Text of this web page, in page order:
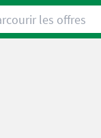
les offres